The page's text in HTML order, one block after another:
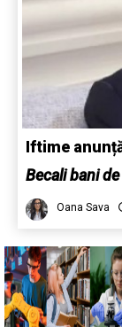
Iftime
Becali bani
Oana Sava